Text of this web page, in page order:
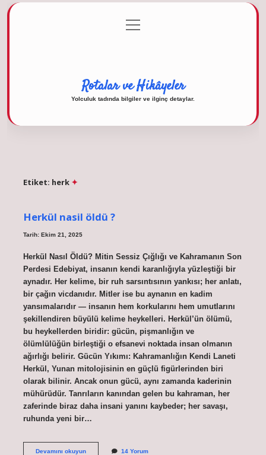
Gizlilik Politikası
menüyü
aç
Rotalar ve Hikâyeler
Yolculuk tadında bilgiler ve ilginç detaylar.
Etiket: herk
Herkül nasil öldü ?
Tarih: Ekim 21, 2025
Herkül Nasıl Öldü? Mitin Sessiz Çığlığı ve Kahramanın Son
Perdesi Edebiyat, insanın kendi karanlığıyla yüzleştiği bir
aynadır. Her kelime, bir ruh sarsıntısının yankısı; her anlatı,
bir çağın vicdanıdır. Mitler ise bu aynanın en kadim
yansımalarıdır — insanın hem korkularını hem umutlarını
şekillendiren büyülü kelime heykelleri. Herkül’ün ölümü,
bu heykellerden biridir: gücün, pişmanlığın ve
ölümlülüğün birleştiği o efsanevi noktada insan olmanın
ağırlığı belirir. Gücün Yıkımı: Kahramanlığın Kendi Laneti
Herkül, Yunan mitolojisinin en güçlü figürlerinden biri
olarak bilinir. Ancak onun gücü, aynı zamanda kaderinin
mühürüdür. Tanrıların kanından gelen bu kahraman, her
zaferinde biraz daha insani yanını kaybeder; her savaşı,
ruhunda yeni bir…
Devamını okuyunHerkül
14 Yorum